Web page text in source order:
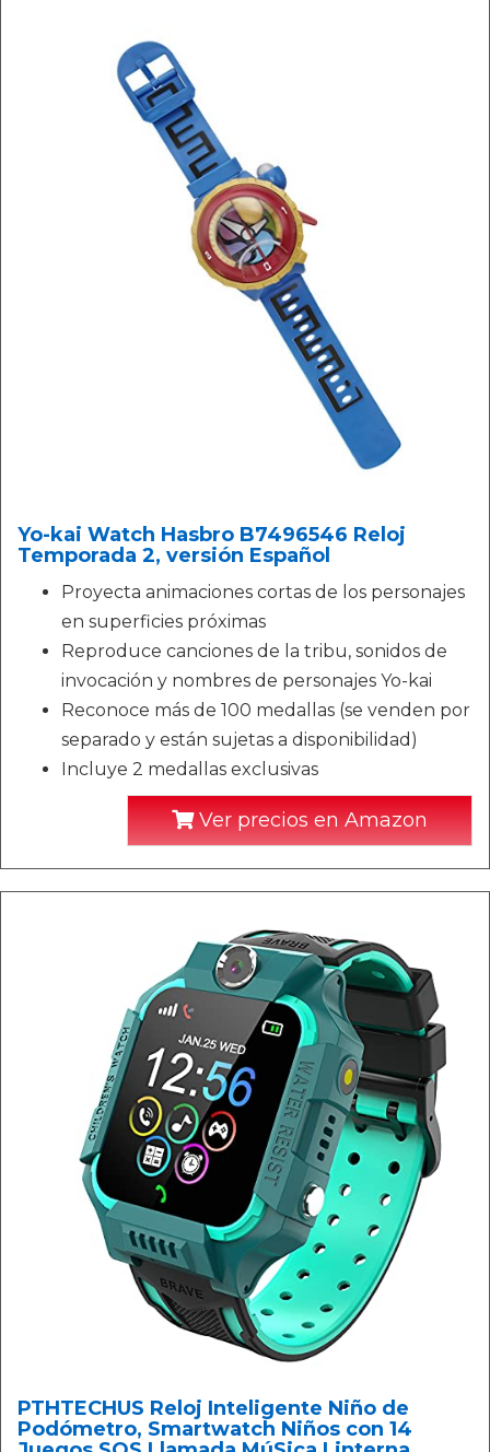
Yo-kai Watch Hasbro B7496546 Reloj
Temporada 2, versión Español
Proyecta animaciones cortas de los personajes
en superficies próximas
Reproduce canciones de la tribu, sonidos de
invocación y nombres de personajes Yo-kai
Reconoce más de 100 medallas (se venden por
separado y están sujetas a disponibilidad)
Incluye 2 medallas exclusivas
Ver precios en Amazon
PTHTECHUS Reloj Inteligente Niño de
Podómetro, Smartwatch Niños con 14